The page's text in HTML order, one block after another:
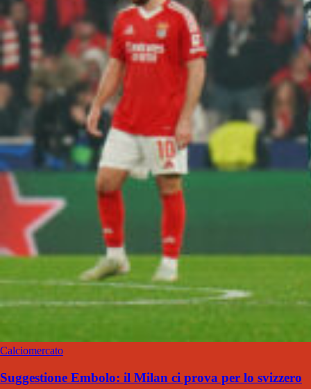
Calciomercato
Suggestione Embolo: il Milan ci prova per lo svizzero